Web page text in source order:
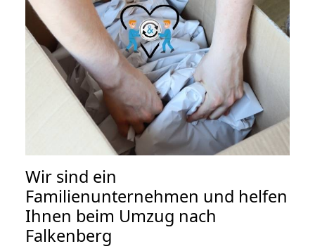
Wir sind ein
Familienunternehmen und helfen
Ihnen beim Umzug nach
Falkenberg